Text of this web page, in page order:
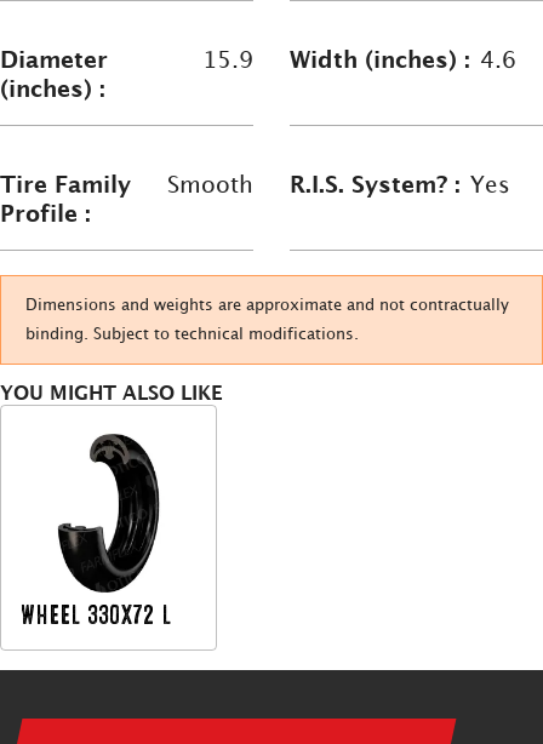
Diameter
(inches) :
15.9 Width (inches) : 4.6
Tire Family
Profile :
Smooth R.I.S. System? : Yes
Dimensions and weights are approximate and not contractually
binding. Subject to technical modifications.
YOU MIGHT ALSO LIKE
WHEEL 330X72 L